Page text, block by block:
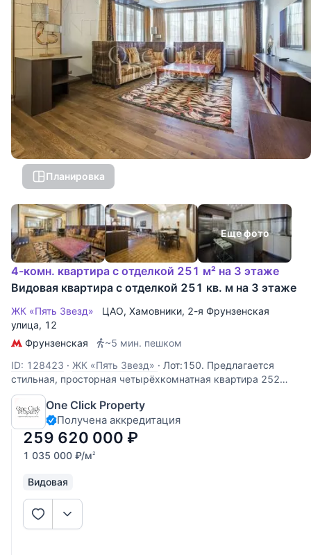
Планировка
Еще фото
4-комн. квартира с отделкой 251 м² на 3 этаже
Видовая квартира с отделкой 251 кв. м на 3 этаже
ЖК «Пять Звезд» ЦАО, Хамовники, 2-я Фрунзенская
улица, 12
Фрунзенская
~5 мин. пешком
ID: 128423 · ЖК «Пять Звезд» · Лот:150. Предлагается
стильная, просторная четырёхкомнатная квартира 252
кв.м на третьем этаже комплекса "Пять Звёзд", в
престижном районе столицы - Хамовники. Планировка:
две спальни с отдельными санузлами и гардеробными
комнатами, кабинет
One Click Property
Получена аккредитация
259 620 000 ₽
1 035 000 ₽/м2
Видовая